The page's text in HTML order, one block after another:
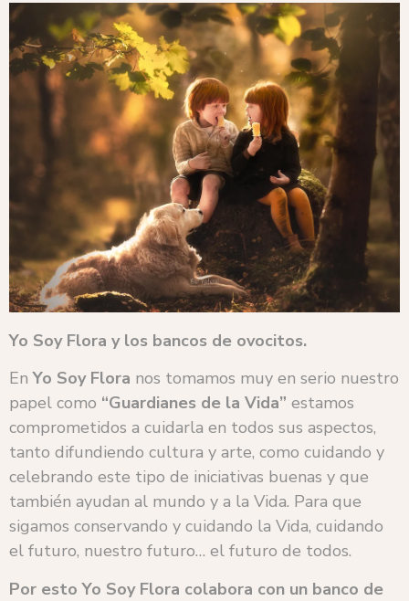
Yo Soy Flora y los bancos de ovocitos.
EnYo Soy Flora nos tomamos muy en serio nuestro
papel como “Guardianes de la Vida” estamos
comprometidos a cuidarla en todos sus aspectos,
tanto difundiendo cultura y arte, como cuidando y
celebrando este tipo de iniciativas buenas y que
también ayudan al mundo y a la Vida. Para que
sigamos conservando y cuidando la Vida, cuidando
el futuro, nuestro futuro… el futuro de todos.
Por esto Yo Soy Flora colabora con un banco de